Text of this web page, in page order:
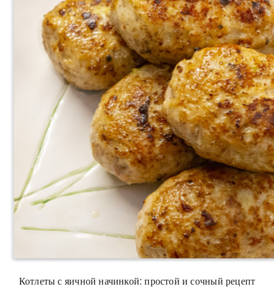
Котлеты с яичной начинкой: простой и сочный рецепт